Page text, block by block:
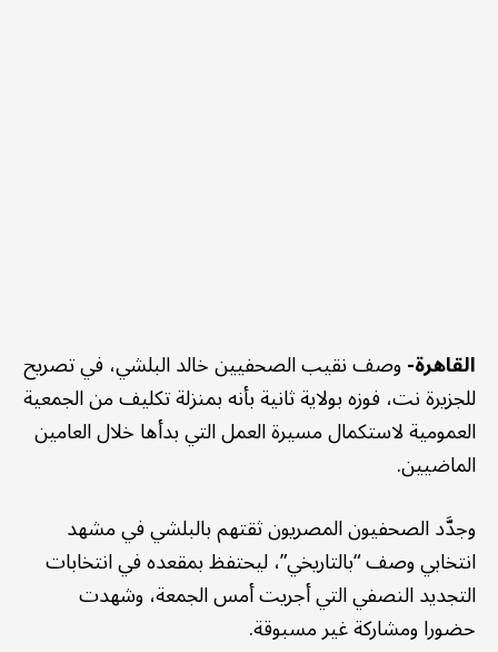
القاهرة-وصف نقيب الصحفيين خالد البلشي، في تصريح
للجزيرة نت، فوزه بولاية ثانية بأنه بمنزلة تكليف من الجمعية
العمومية لاستكمال مسيرة العمل التي بدأها خلال العامين
الماضيين.
وجدَّد الصحفيون المصريون ثقتهم بالبلشي في مشهد
انتخابي وصف “بالتاريخي”، ليحتفظ بمقعده في انتخابات
التجديد النصفي التي أجريت أمس الجمعة، وشهدت
حضورا ومشاركة غير مسبوقة.